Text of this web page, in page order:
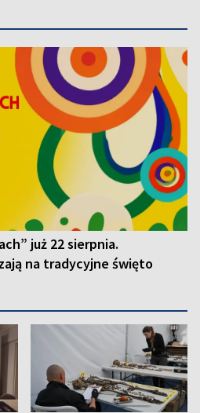
już 22 sierpnia.
na tradycyjne święto